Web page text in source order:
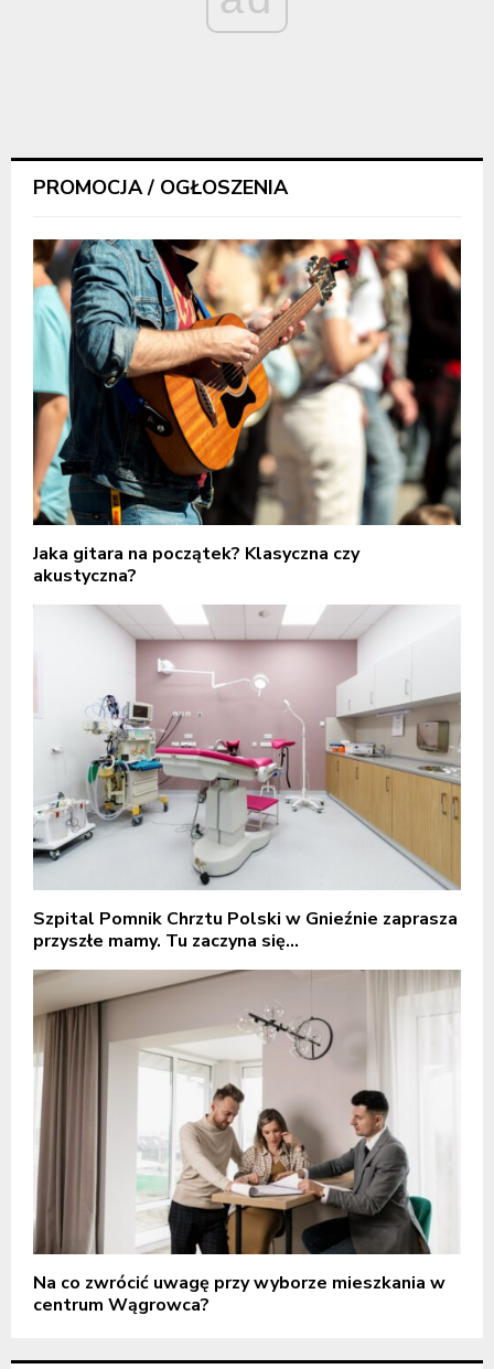
PROMOCJA / OGŁOSZENIA
Jaka gitara na początek? Klasyczna czy
akustyczna?
Szpital Pomnik Chrztu Polski w Gnieźnie zaprasza
przyszłe mamy. Tu zaczyna się...
Na co zwrócić uwagę przy wyborze mieszkania w
centrum Wągrowca?